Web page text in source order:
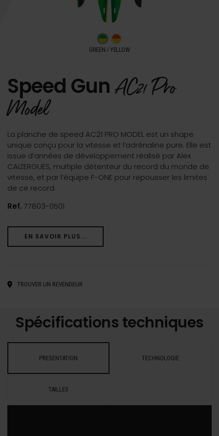
Speed GunAC21 Pro
Model
La planche de speed AC21 PRO MODEL est un shape
unique conçu pour la vitesse et l’adrénaline pure. Elle est
issue d’années de développement réalisé par Alex
CAIZERGUES, multiple détenteur du record du monde de
vitesse, et par l’équipe F-ONE pour repousser les limites
de ce record.
Ref. 77803-0501
EN SAVOIR PLUS...
TROUVER UN REVENDEUR
GREEN / YELLOW
Spécifications techniques
PRESENTATION TECHNOLOGIE
TAILLES